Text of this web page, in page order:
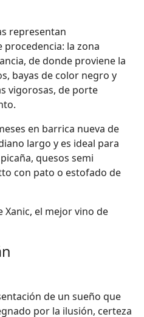
representan
la zona
de donde proviene la
bayas de color negro y
vigorosas, de porte
en barrica nueva de
largo y es ideal para
quesos semi
con pato o estofado de
el mejor vino de
de un sueño que
por la ilusión, certeza